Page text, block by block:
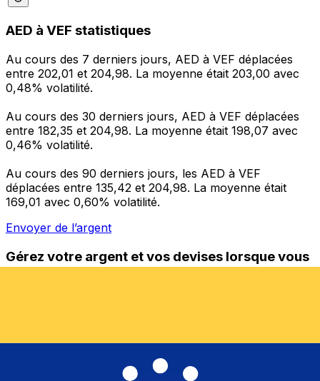
AED à VEF statistiques
Au cours des 7 derniers jours, AED à VEF déplacées
entre 202,01 et 204,98. La moyenne était 203,00 avec
0,48% volatilité.
Au cours des 30 derniers jours, AED à VEF déplacées
entre 182,35 et 204,98. La moyenne était 198,07 avec
0,46% volatilité.
Au cours des 90 derniers jours, les AED à VEF
déplacées entre 135,42 et 204,98. La moyenne était
169,01 avec 0,60% volatilité.
Envoyer de l’argent
Gérez votre argent et vos devises lorsque vous
programmez des alertes de taux et transférez de
l'argent à l'étranger sans frais cachés. Téléchargez
l'application dès aujourd'hui !